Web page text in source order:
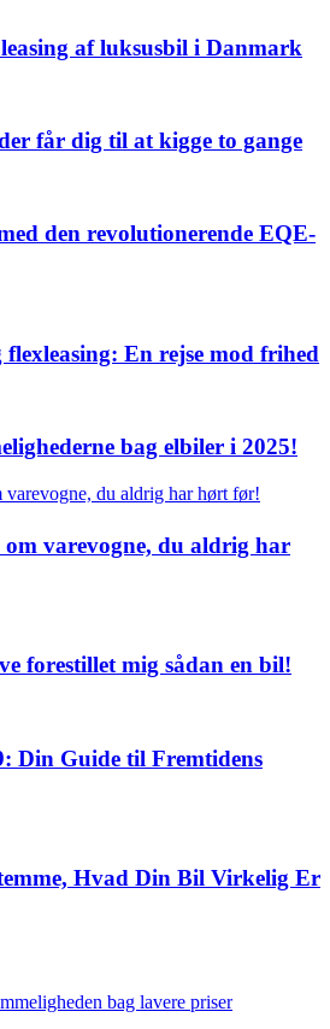
af luksusbil i Danmark
får dig til at kigge to gange
den revolutionerende EQE-
flexleasing: En rejse mod frihed
bag elbiler i 2025!
om varevogne, du aldrig har
forestillet mig sådan en bil!
Din Guide til Fremtidens
Hvad Din Bil Virkelig Er